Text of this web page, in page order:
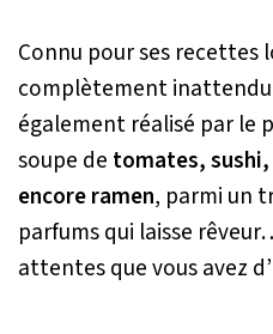
Connu pour ses recettes
complètement
également réalisé par le
soupe de tomates,
encore ramen, parmi un
parfums qui laisse
attentes que vous avez